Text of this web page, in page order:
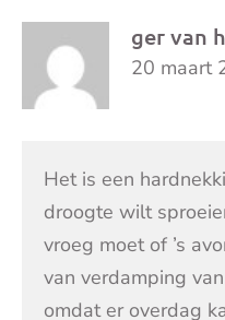
ger van
20 maart
Het is een
droogte wilt
vroeg moet of ’s
van verdamping
omdat er overdag